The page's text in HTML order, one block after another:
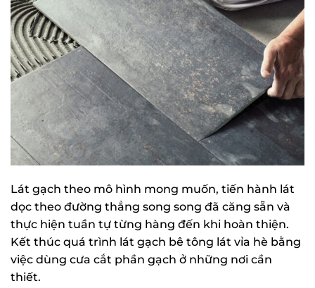
Lát gạch theo mô hình mong muốn, tiến hành lát
dọc theo đường thẳng song song đã căng sẵn và
thực hiện tuần tự từng hàng đến khi hoàn thiện.
Kết thúc quá trình lát gạch bê tông lát vỉa hè bằng
việc dùng cưa cắt phần gạch ở những nơi cần
thiết.